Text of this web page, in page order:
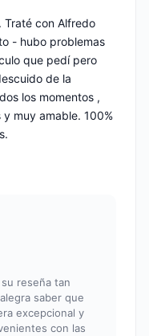
Traté con Alfredo
- hubo problemas
que pedí pero
de la
los momentos ,
muy amable. 100%
reseña tan
saber que
excepcional y
con las